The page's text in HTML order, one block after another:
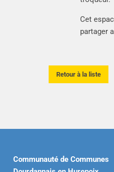
Cet
partager
Retour à la liste
Communauté de Communes